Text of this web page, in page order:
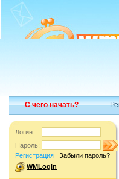
С чего начать?
Логин:
Пароль:
Регистрация
Забыли пароль?
WMLogin